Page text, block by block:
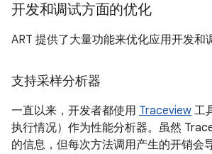
开发和调试方面的优化
ART 提供了大量功能来优化应用开发和
支持采样分析器
一直以来，开发者都使用 Traceview 工
执行情况）作为性能分析器。虽然
的信息，但每次方法调用产生的开销会